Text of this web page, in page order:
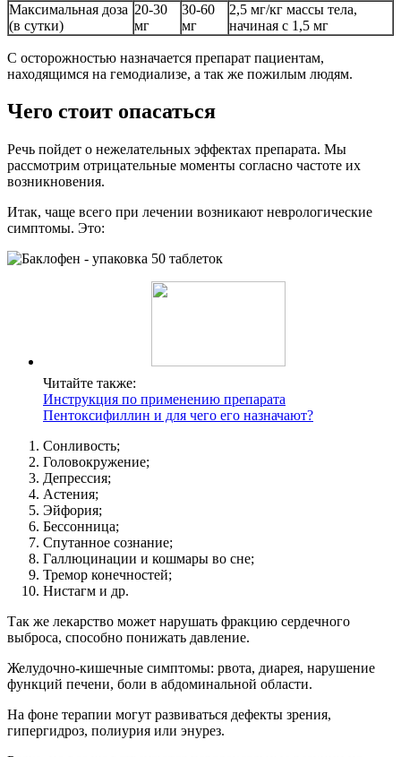
Максимальная доза
(в сутки)
20-30
мг
30-60
мг
2,5 мг/кг массы тела,
начиная с 1,5 мг
С осторожностью назначается препарат пациентам,
находящимся на гемодиализе, а так же пожилым людям.
Чего стоит опасаться
Речь пойдет о нежелательных эффектах препарата. Мы
рассмотрим отрицательные моменты согласно частоте их
возникновения.
Итак, чаще всего при лечении возникают неврологические
симптомы. Это:
Читайте также:
Инструкция по применению препарата
Пентоксифиллин и для чего его назначают?
Сонливость;
Головокружение;
Депрессия;
Астения;
Эйфория;
Бессонница;
Спутанное сознание;
Галлюцинации и кошмары во сне;
Тремор конечностей;
Нистагм и др.
Так же лекарство может нарушать фракцию сердечного
выброса, способно понижать давление.
Желудочно-кишечные симптомы: рвота, диарея, нарушение
функций печени, боли в абдоминальной области.
На фоне терапии могут развиваться дефекты зрения,
гипергидроз, полиурия или энурез.